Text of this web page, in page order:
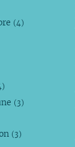
(4)
(3)
(3)